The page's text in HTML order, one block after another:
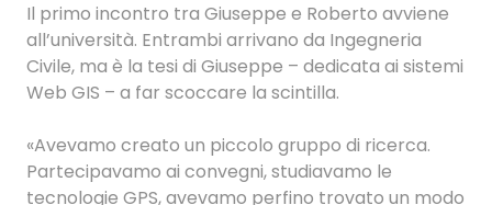
Il primo incontro tra Giuseppe e Roberto avviene
all’università. Entrambi arrivano da Ingegneria
Civile, ma è la tesi di Giuseppe – dedicata ai sistemi
Web GIS – a far scoccare la scintilla.
«Avevamo creato un piccolo gruppo di ricerca.
Partecipavamo ai convegni, studiavamo le
tecnologie GPS, avevamo perfino trovato un modo